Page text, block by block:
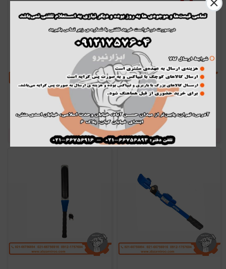
قفل فرمان و پدال رونیکس مدل RH-
4242
ناموجود
قفل فرمان اکتیو مدل AC-6585T
ناموجود